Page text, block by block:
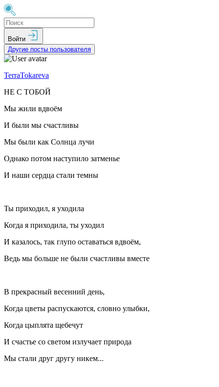
Войти
Другие посты пользователя
TerraTokareva
НЕ С ТОБОЙ
Мы жили вдвоём
И были мы счастливы
Мы были как Солнца лучи
Однако потом наступило затменье
И наши сердца стали темны
Ты приходил, я уходила
Когда я приходила, ты уходил
И казалось, так глупо оставаться вдвоём,
Ведь мы больше не были счастливы вместе
В прекрасный весенний день,
Когда цветы распускаются, словно улыбки,
Когда цыплята щебечут
И счастье со светом излучает природа
Мы стали друг другу никем...